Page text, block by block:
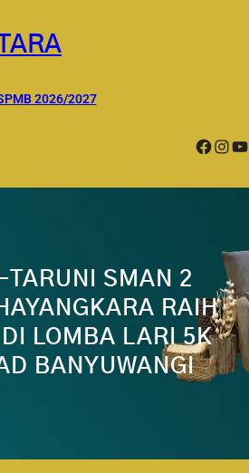
2026/2027
Facebook InstagramYouTube
TARUNI SMAN 2
RAIH
DI LOMBA LARI 5K
BANYUWANGI